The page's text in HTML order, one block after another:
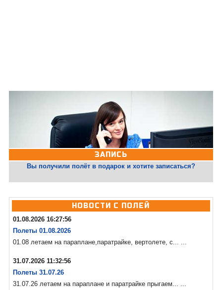
ЗАПИСЬ
Вы получили полёт в подарок и хотите записаться?
НОВОСТИ С ПОЛЕЙ
01.08.2026 16:27:56
Полеты 01.08.2026
01.08 летаем на параплане,паратрайке, вертолете, с... ...
31.07.2026 11:32:56
Полеты 31.07.26
31.07.26 летаем на параплане и паратрайке прыгаем... ...